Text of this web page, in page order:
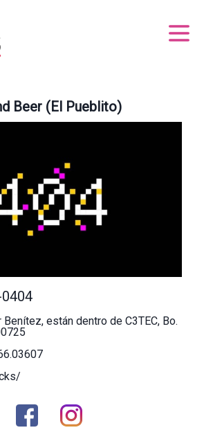
Beer (El Pueblito)
están dentro de C3TEC, Bo.